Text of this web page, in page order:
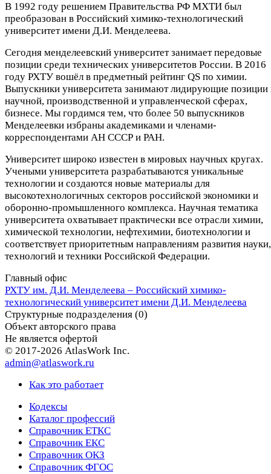
В 1992 году решением Правительства РФ МХТИ был
преобразован в Российский химико-технологический
университет имени Д.И. Менделеева.
Сегодня менделеевский университет занимает передовые
позиции среди технических университетов России. В 2016
году РХТУ вошёл в предметный рейтинг QS по химии.
Выпускники университета занимают лидирующие позиции
научной, производственной и управленческой сферах,
бизнесе. Мы гордимся тем, что более 50 выпускников
Менделеевки избраны академиками и членами-
корреспондентами АН СССР и РАН.
Университет широко известен в мировых научных кругах.
Учеными университета разрабатываются уникальные
технологии и создаются новые материалы для
высокотехнологичных секторов российской экономики и
оборонно-промышленного комплекса. Научная тематика
университета охватывает практически все отрасли химии,
химической технологии, нефтехимии, биотехнологии и
соответствует приоритетным направлениям развития науки,
технологий и техники Российской Федерации.
Главный офис
РХТУ им. Д.И. Менделеева – Российский химико-
технологический университет имени Д.И. Менделеева
Структурные подразделения (0)
Объект авторского права
Не является офертой
© 2017-2026 AtlasWork Inc.
admin@atlaswork.ru
Как это работает
Кодексы
Каталог профессий
Справочник ЕТКС
Справочник ЕКС
Справочник ОКЗ
Справочник ФГОС